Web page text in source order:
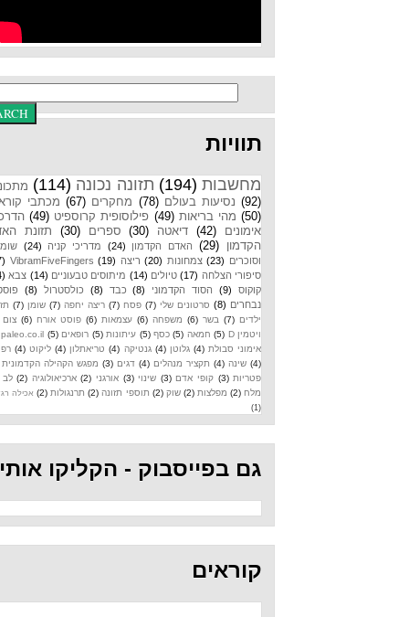
(194) תזונה נכונה (114) מתכונים
נסיעות בעולם (78) מחקרים (67) מכתבי קוראים
מהי בריאות (49) פילוסופית קרוספיט (49) הדרכות
דיאטה (30) ספרים (30)
תזונת האדם
האדם הקדמון (24) מדריכי קניה (24)
שומנים
צמחונות (20) ריצה (19)
VibramFiveFingers
(17)
(17) טיולים (14) מיתוסים טבעוניים (14) צבא (14)
הסוד הקדמוני (8) כבד (8) כולסטרול (8)
פוסטים
סרטונים שלי (7) פסח (7) ריצה יחפה (7) שומן (7)
תזונת
(6) משפחה (6) עצמאות (6) פוסט אורח (6) צום (6)
חמאה (5) כסף (5) עיתונות (5) רופאים (5)
paleo.co.il
(4)
גלוטן (4) גנטיקה (4) טריאתלון (4) ליקוט (4) רפואה
תקציר מנהלים (4) דגים (3) מפגש הקהילה הקדמונית
(3)
קופי אדם (3) שינוי (3) אורגני (2) ארכיאולוגיה (2) לב (2)
(2) שוק (2) תוספי תזונה (2) תרנגולות (2) אכילה רגשית
גם בפייסבוק - הקליקו אותי